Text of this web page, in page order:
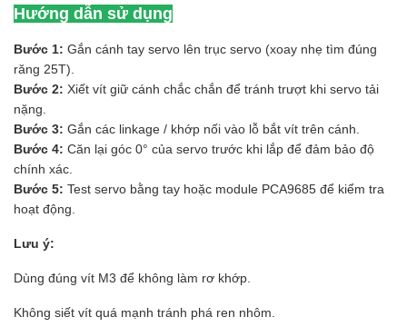
Hướng dẫn sử dụng
Bước 1: Gắn cánh tay servo lên trục servo (xoay nhẹ tìm đúng
răng 25T).
Bước 2: Xiết vít giữ cánh chắc chắn để tránh trượt khi servo tải
nặng.
Bước 3: Gắn các linkage / khớp nối vào lỗ bắt vít trên cánh.
Bước 4: Căn lại góc 0° của servo trước khi lắp để đảm bảo độ
chính xác.
Bước 5: Test servo bằng tay hoặc module PCA9685 để kiểm tra
hoạt động.
Lưu ý:
Dùng đúng vít M3 để không làm rơ khớp.
Không siết vít quá mạnh tránh phá ren nhôm.